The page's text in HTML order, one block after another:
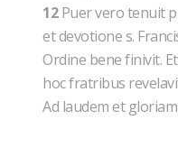
12Puer vero tenuit
et devotione s.
Ordine bene finivit.
hoc fratribus
Ad laudem et